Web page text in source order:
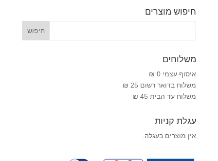
חיפוש מוצרים
משלוחים
איסוף עצמי 0 ₪
משלוח בדואר רשום 25 ₪
משלוח עד הבית 45 ₪
עגלת קניות
אין מוצרים בעגלה.